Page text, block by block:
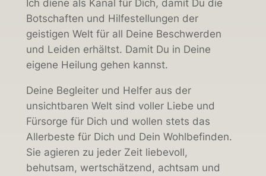
Ich diene als Kanal für Dich, damit Du die
Botschaften und Hilfestellungen der
geistigen Welt für all Deine Beschwerden
und Leiden erhältst. Damit Du in Deine
eigene Heilung gehen kannst.
Deine Begleiter und Helfer aus der
unsichtbaren Welt sind voller Liebe und
Fürsorge für Dich und wollen stets das
Allerbeste für Dich und Dein Wohlbefinden.
Sie agieren zu jeder Zeit liebevoll,
behutsam, wertschätzend, achtsam und